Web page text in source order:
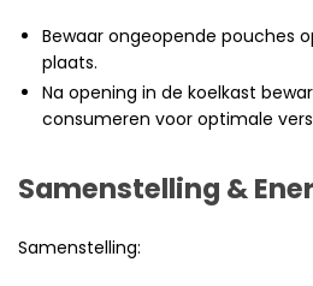
Bewaar ongeopende pouches
plaats.
Na opening in de koelkast
consumeren voor optimale
Samenstelling &
Samenstelling: